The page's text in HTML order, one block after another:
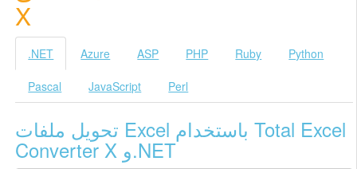
X
.NET Azure ASP PHP Ruby Python
Pascal JavaScript Perl
تحويل ملفات Excel باستخدام Total Excel
Converter X و.NET